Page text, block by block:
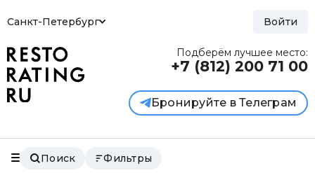
Санкт-Петербург Войти
Подберём лучшее место:
+7 (812) 200 71 00
Бронируйте в Телеграм
Поиск Фильтры